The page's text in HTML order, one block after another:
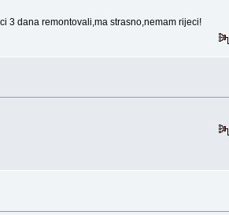
3 dana remontovali,ma strasno,nemam rijeci!